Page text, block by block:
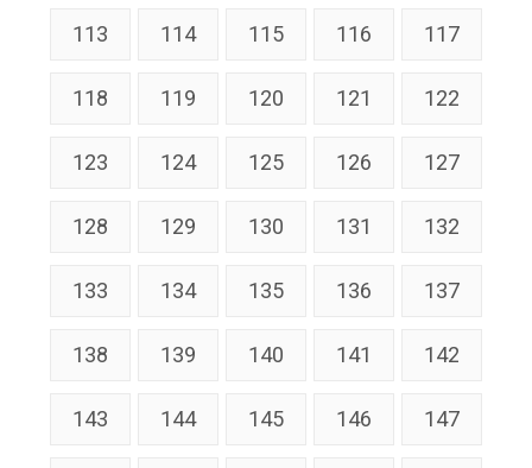
113 114 115 116 117
118 119 120 121 122
123 124 125 126 127
128 129 130 131 132
133 134 135 136 137
138 139 140 141 142
143 144 145 146 147